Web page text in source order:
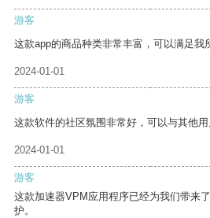
游客
这款app的商品种类非常丰富，可以满足我
2024-01-01
游客
这款软件的社区氛围非常好，可以与其他用
2024-01-01
游客
这款加速器VPM应用程序已经为我们带来
护。